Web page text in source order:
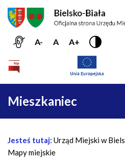
Przejdź do menu głównego
Przejdź do treści
Mapa serwisu
A- A A+
Główna
nawigacja
Mieszkaniec
Ś
c
Jesteś tutaj: Urząd Miejski w
Mapy miejskie